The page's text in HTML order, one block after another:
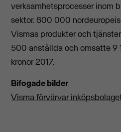
verksamhetsprocesser inom
sektor. 800 000
Vismas produkter och
500 anställda och omsatte 9
kronor 2017.
Bifogade bilder
Visma förvärvar